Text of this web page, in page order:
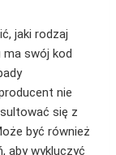
jaki rodzaj
ma swój kod
nie
się z
być również
aby wykluczyć